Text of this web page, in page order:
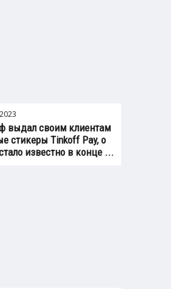
выдал своим клиентам
стикеры Tinkoff Pay, о
известно в конце ...